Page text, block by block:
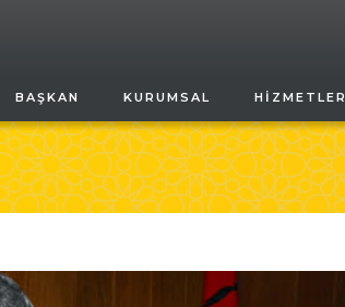
BAŞKAN KURUMSAL HIZMETLER